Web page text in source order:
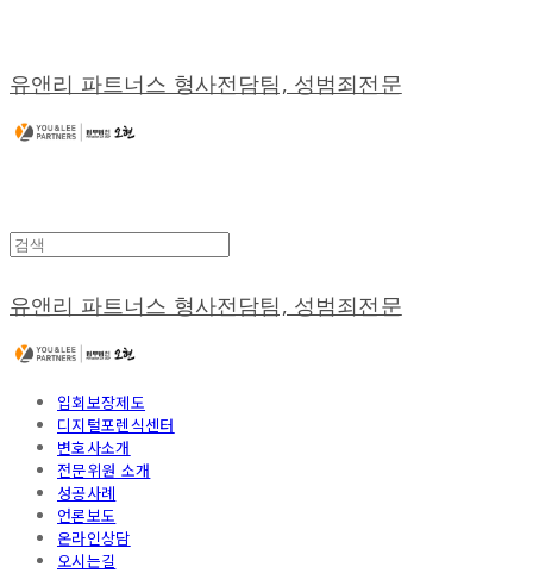
유앤리 파트너스 형사전담팀, 성범죄전문
유앤리 파트너스 형사전담팀, 성범죄전문
입회보장제도
디지털포렌식센터
변호사소개
전문위원 소개
성공사례
언론보도
온라인상담
오시는길